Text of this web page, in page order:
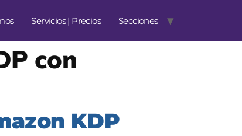
Servicios | Precios Secciones
con
KDP